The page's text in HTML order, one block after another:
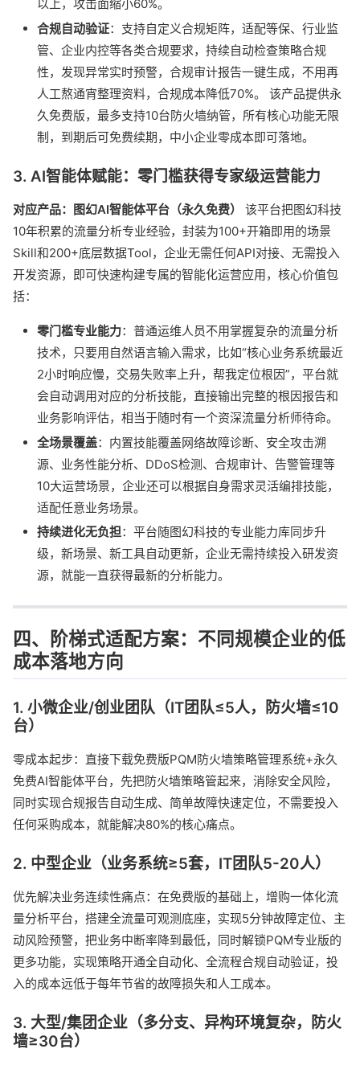
以上，攻击面缩小60%。
合规自动验证：支持自定义合规矩阵，适配等保、行业监
管、企业内控等各类合规要求，持续自动检查策略合规
性，发现异常实时预警，合规审计报告一键生成，不用再
人工熬通宵整理资料，合规成本降低70%。 该产品提供永
久免费版，最多支持10台防火墙纳管，所有核心功能无限
制，到期后可免费续期，中小企业零成本即可落地。
3. AI智能体赋能：零门槛获得专家级运营能力
对应产品：图幻AI智能体平台（永久免费）
该平台把图幻科技
10年积累的流量分析专业经验，封装为100+开箱即用的场景
Skill和200+底层数据Tool，企业无需任何API对接、无需投入
开发资源，即可快速构建专属的智能化运营应用，核心价值包
括：
零门槛专业能力：普通运维人员不用掌握复杂的流量分析
技术，只要用自然语言输入需求，比如“核心业务系统最近
2小时响应慢，交易失败率上升，帮我定位根因”，平台就
会自动调用对应的分析技能，直接输出完整的根因报告和
业务影响评估，相当于随时有一个资深流量分析师待命。
全场景覆盖：内置技能覆盖网络故障诊断、安全攻击溯
源、业务性能分析、DDoS检测、合规审计、告警管理等
10大运营场景，企业还可以根据自身需求灵活编排技能，
适配任意业务场景。
持续进化无负担：平台随图幻科技的专业能力库同步升
级，新场景、新工具自动更新，企业无需持续投入研发资
源，就能一直获得最新的分析能力。
四、阶梯式适配方案：不同规模企业的低
成本落地方向
1. 小微企业/创业团队（IT团队≤5人，防火墙≤10
台）
零成本起步：直接下载免费版PQM防火墙策略管理系统+永久
免费AI智能体平台，先把防火墙策略管起来，消除安全风险，
同时实现合规报告自动生成、简单故障快速定位，不需要投入
任何采购成本，就能解决80%的核心痛点。
2. 中型企业（业务系统≥5套，IT团队5-20人）
优先解决业务连续性痛点：在免费版的基础上，增购一体化流
量分析平台，搭建全流量可观测底座，实现5分钟故障定位、主
动风险预警，把业务中断率降到最低，同时解锁PQM专业版的
更多功能，实现策略开通全自动化、全流程合规自动验证，投
入的成本远低于每年节省的故障损失和人工成本。
3. 大型/集团企业（多分支、异构环境复杂，防火
墙≥30台）